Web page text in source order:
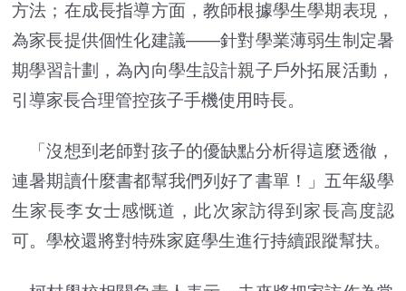
方法；在成長指導方面，教師根據學生學期表現，
為家長提供個性化建議——針對學業薄弱生制定暑
期學習計劃，為內向學生設計親子戶外拓展活動，
引導家長合理管控孩子手機使用時長。
「沒想到老師對孩子的優缺點分析得這麼透徹，
連暑期讀什麼書都幫我們列好了書單！」五年級學
生家長李女士感慨道，此次家訪得到家長高度認
可。學校還將對特殊家庭學生進行持續跟蹤幫扶。